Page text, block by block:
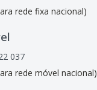
rede fixa nacional)
037
rede móvel nacional)